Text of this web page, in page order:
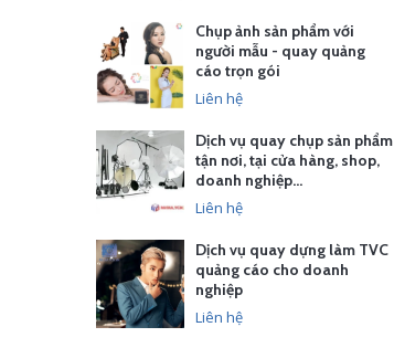
Chụp ảnh sản phẩm với
người mẫu - quay quảng
cáo trọn gói
Liên hệ
Dịch vụ quay chụp sản phẩm
tận nơi, tại cửa hàng, shop,
doanh nghiệp…
Liên hệ
Dịch vụ quay dựng làm TVC
quảng cáo cho doanh
nghiệp
Liên hệ